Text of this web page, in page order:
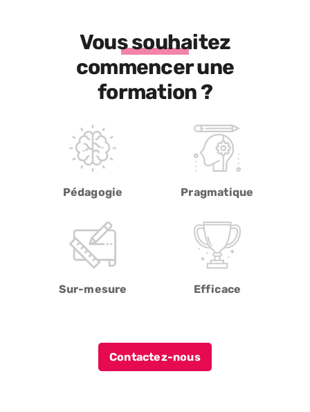
Vous souhaitez
commencer une
formation ?
Pédagogie Pragmatique
Sur-mesure Efficace
Contactez-nous